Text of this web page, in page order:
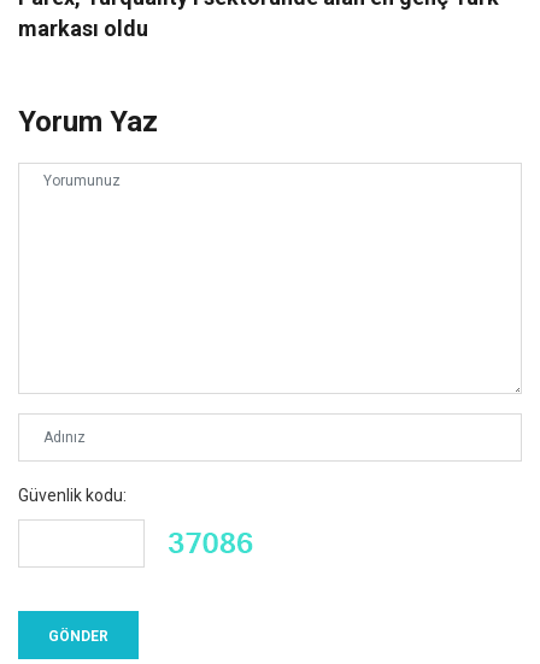
markası oldu
Yorum Yaz
Güvenlik kodu: